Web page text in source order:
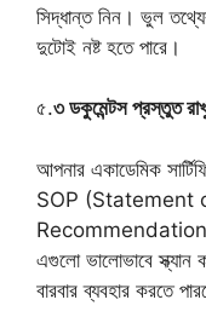
সিদ্ধান্ত নিন। ভুল
দুটোই নষ্ট হতে পারে।
৫.৩ ডকুমেন্টস প্রস্তুত
আপনার একাডেমিক
SOP (Statement
Recommendation)
এগুলো ভালোভাবে স্ক্যান
বারবার ব্যবহার করতে